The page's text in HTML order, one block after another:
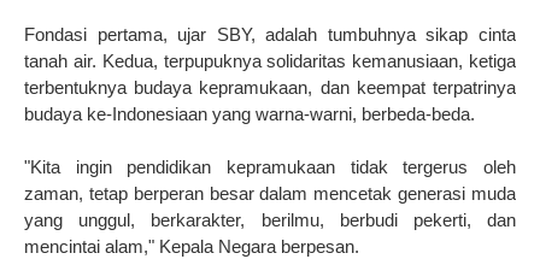
Fondasi pertama, ujar SBY, adalah tumbuhnya sikap cinta
tanah air. Kedua, terpupuknya solidaritas kemanusiaan, ketiga
terbentuknya budaya kepramukaan, dan keempat terpatrinya
budaya ke-Indonesiaan yang warna-warni, berbeda-beda.
"Kita ingin pendidikan kepramukaan tidak tergerus oleh
zaman, tetap berperan besar dalam mencetak generasi muda
yang unggul, berkarakter, berilmu, berbudi pekerti, dan
mencintai alam," Kepala Negara berpesan.